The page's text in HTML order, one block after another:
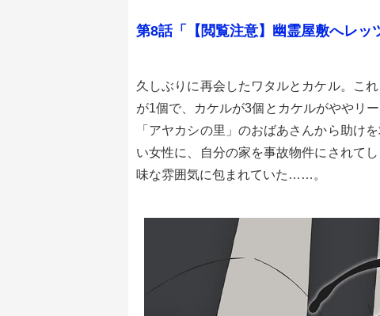
第8話「【閲覧注意】幽霊屋敷へレッ
久しぶりに再会したワタルとカケル。こ
が1個で、カケルが3個とカケルがややリ
「アヤカシの里」のおばあさんから助け
い女性に、自分の家を事故物件にされて
味な雰囲気に包まれていた……。